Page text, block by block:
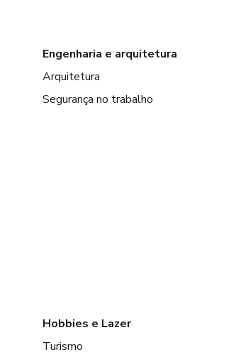
Engenharia e arquitetura
Arquitetura
Segurança no trabalho
Hobbies e Lazer
Turismo